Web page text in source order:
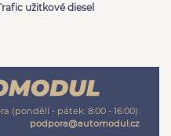
užitkové diesel
(pondělí - pátek: 8:00 - 16:00):
podpora@automodul.cz